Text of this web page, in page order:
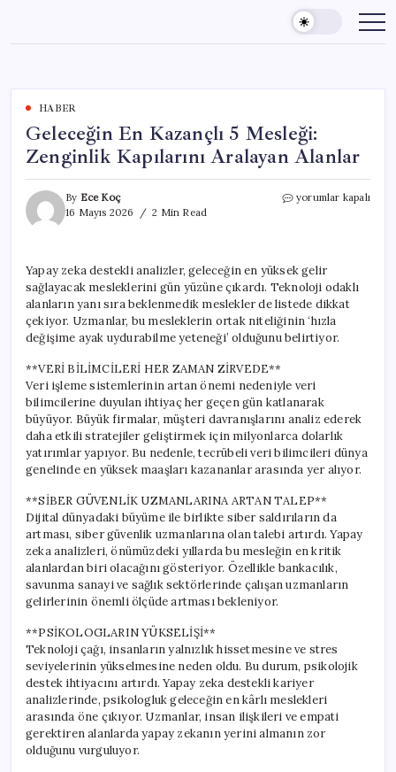
content
HABER
Geleceğin En Kazançlı 5 Mesleği:
Zenginlik Kapılarını Aralayan Alanlar
By Ece Koç
16 Mayıs 2026
2 Min Read
Geleceğin
Zenginlik
Kapılarını
Aralayan
Alanlar
için
yorumlar kapalı
Yapay zeka destekli analizler, geleceğin en yüksek gelir
sağlayacak mesleklerini gün yüzüne çıkardı. Teknoloji odaklı
alanların yanı sıra beklenmedik meslekler de listede dikkat
çekiyor. Uzmanlar, bu mesleklerin ortak niteliğinin ‘hızla
değişime ayak uydurabilme yeteneği’ olduğunu belirtiyor.
**VERİ BİLİMCİLERİ HER ZAMAN ZİRVEDE**
Veri işleme sistemlerinin artan önemi nedeniyle veri
bilimcilerine duyulan ihtiyaç her geçen gün katlanarak
büyüyor. Büyük firmalar, müşteri davranışlarını analiz ederek
daha etkili stratejiler geliştirmek için milyonlarca dolarlık
yatırımlar yapıyor. Bu nedenle, tecrübeli veri bilimcileri dünya
genelinde en yüksek maaşları kazananlar arasında yer alıyor.
**SİBER GÜVENLİK UZMANLARINA ARTAN TALEP**
Dijital dünyadaki büyüme ile birlikte siber saldırıların da
artması, siber güvenlik uzmanlarına olan talebi artırdı. Yapay
zeka analizleri, önümüzdeki yıllarda bu mesleğin en kritik
alanlardan biri olacağını gösteriyor. Özellikle bankacılık,
savunma sanayi ve sağlık sektörlerinde çalışan uzmanların
gelirlerinin önemli ölçüde artması bekleniyor.
**PSİKOLOGLARIN YÜKSELİŞİ**
Teknoloji çağı, insanların yalnızlık hissetmesine ve stres
seviyelerinin yükselmesine neden oldu. Bu durum, psikolojik
destek ihtiyacını artırdı. Yapay zeka destekli kariyer
analizlerinde, psikologluk geleceğin en kârlı meslekleri
arasında öne çıkıyor. Uzmanlar, insan ilişkileri ve empati
gerektiren alanlarda yapay zekanın yerini almanın zor
olduğunu vurguluyor.